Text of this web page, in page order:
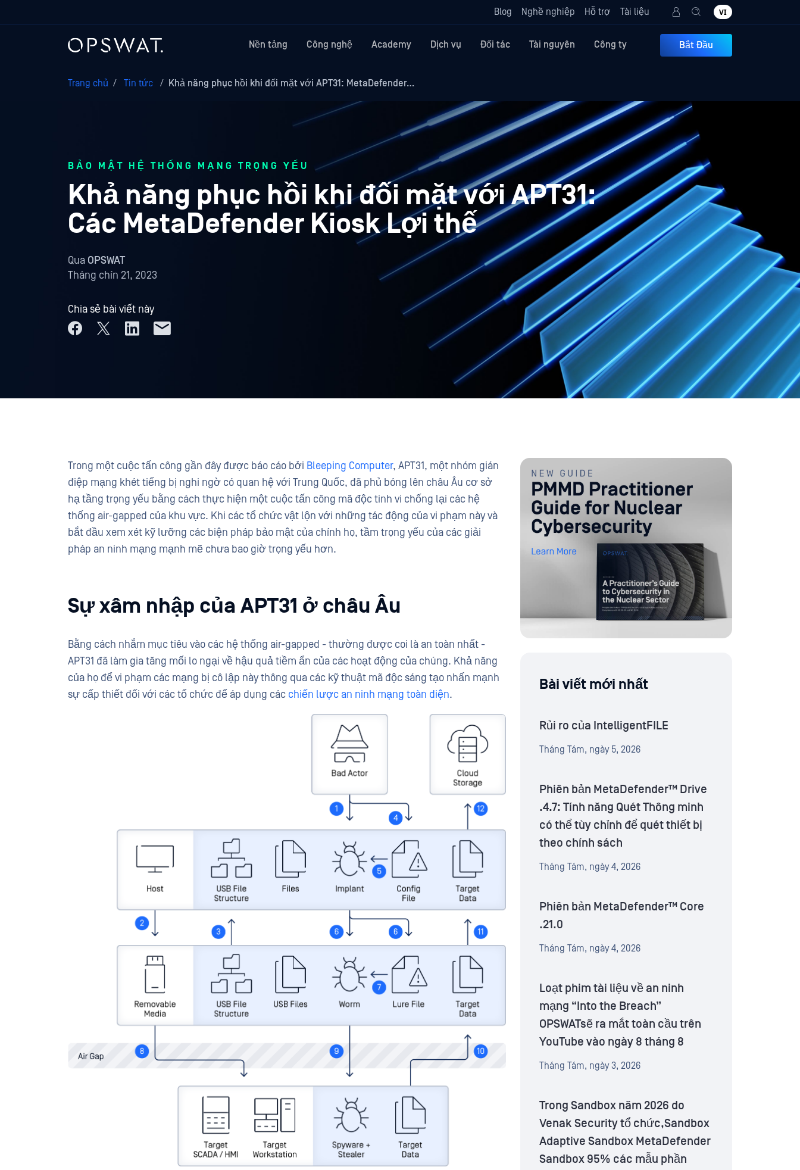
Blog Nghề nghiệp Hỗ trợ Tài liệu VI
Nền tảng Công nghệ Academy Dịch vụ Đối tác Tài nguyên Công ty Bắt Đầu
Trang chủ / Tin tức / Khả năng phục hồi khi đối mặt với APT31: MetaDefender…
BẢO MẬT HỆ THỐNG MẠNG TRỌNG YẾU
Khả năng phục hồi khi đối mặt với APT31:
Các MetaDefender Kiosk Lợi thế
Qua OPSWAT
Tháng chín 21, 2023
Chia sẻ bài viết này
Trong một cuộc tấn công gần đây được báo cáo bởi Bleeping Computer, APT31, một nhóm gián
điệp mạng khét tiếng bị nghi ngờ có quan hệ với Trung Quốc, đã phủ bóng lên châu Âu cơ sở
hạ tầng trọng yếu bằng cách thực hiện một cuộc tấn công mã độc tinh vi chống lại các hệ
thống air-gapped của khu vực. Khi các tổ chức vật lộn với những tác động của vi phạm này và
bắt đầu xem xét kỹ lưỡng các biện pháp bảo mật của chính họ, tầm trọng yếu của các giải
pháp an ninh mạng mạnh mẽ chưa bao giờ trọng yếu hơn.
Sự xâm nhập của APT31 ở châu Âu
Bằng cách nhắm mục tiêu vào các hệ thống air-gapped - thường được coi là an toàn nhất -
APT31 đã làm gia tăng mối lo ngại về hậu quả tiềm ẩn của các hoạt động của chúng. Khả năng
của họ để vi phạm các mạng bị cô lập này thông qua các kỹ thuật mã độc sáng tạo nhấn mạnh
sự cấp thiết đối với các tổ chức để áp dụng các chiến lược an ninh mạng toàn diện.
Bài viết mới nhất
Rủi ro của IntelligentFILE
Tháng Tám, ngày 5, 2026
Phiên bản MetaDefender™ Drive
.4.7: Tính năng Quét Thông minh
có thể tùy chỉnh để quét thiết bị
theo chính sách
Tháng Tám, ngày 4, 2026
Phiên bản MetaDefender™ Core
.21.0
Tháng Tám, ngày 4, 2026
Loạt phim tài liệu về an ninh
mạng “Into the Breach”
OPSWATsẽ ra mắt toàn cầu trên
YouTube vào ngày 8 tháng 8
Tháng Tám, ngày 3, 2026
Trong Sandbox năm 2026 do
Venak Security tổ chức,Sandbox
Adaptive Sandbox MetaDefender
Sandbox 95% các mẫu phần